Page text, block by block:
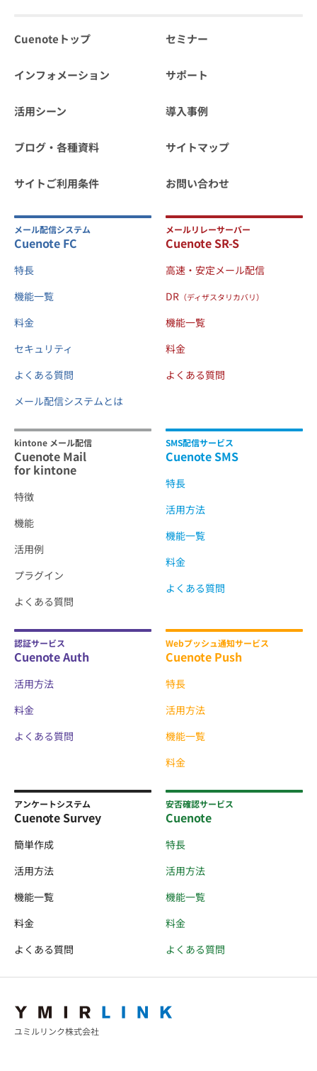
Cuenoteトップ セミナー
インフォメーション サポート
活用シーン 導入事例
ブログ・各種資料 サイトマップ
サイトご利用条件 お問い合わせ
メール配信システム
Cuenote FC
特長
機能一覧
料金
セキュリティ
よくある質問
メール配信システムとは
メールリレーサーバー
Cuenote SR-S
高速・安定メール配信
DR （ディザスタリカバリ）
機能一覧
料金
よくある質問
kintone メール配信
Cuenote Mail
for kintone
特徴
機能
活用例
プラグイン
よくある質問
SMS配信サービス
Cuenote SMS
特長
活用方法
機能一覧
料金
よくある質問
認証サービス
Cuenote Auth
活用方法
料金
よくある質問
Webプッシュ通知サービス
Cuenote Push
特長
活用方法
機能一覧
料金
アンケートシステム
Cuenote Survey
簡単作成
活用方法
機能一覧
料金
よくある質問
安否確認サービス
Cuenote
特長
活用方法
機能一覧
料金
よくある質問
ユミルリンク株式会社